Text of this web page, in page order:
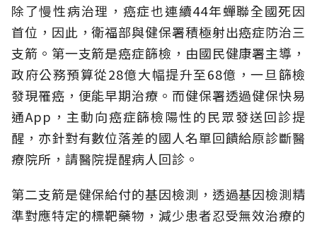
除了慢性病治理，癌症也連續44年蟬聯全國死因
首位，因此，衛福部與健保署積極射出癌症防治三
支箭。第一支箭是癌症篩檢，由國民健康署主導，
政府公務預算從28億大幅提升至68億，一旦篩檢
發現罹癌，便能早期治療。而健保署透過健保快易
通App，主動向癌症篩檢陽性的民眾發送回診提
醒，亦針對有數位落差的國人名單回饋給原診斷醫
療院所，請醫院提醒病人回診。
第二支箭是健保給付的基因檢測，透過基因檢測精
準對應特定的標靶藥物，減少患者忍受無效治療的